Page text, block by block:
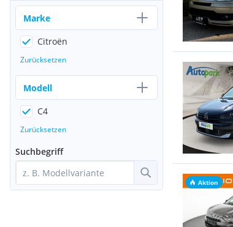
Aktion
Marke
Citroën
Zurücksetzen
Modell
C4
Zurücksetzen
Suchbegriff